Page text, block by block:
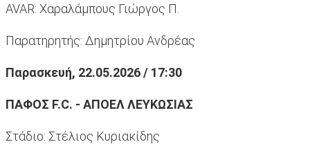
AVAR: Χαραλάμπους Γιώργος Π.
Παρατηρητής: Δημητρίου Ανδρέας
Παρασκευή, 22.05.2026 / 17:30
ΠΑΦΟΣ F.C. - ΑΠΟΕΛ ΛΕΥΚΩΣΙΑΣ
Στάδιο: Στέλιος Κυριακίδης